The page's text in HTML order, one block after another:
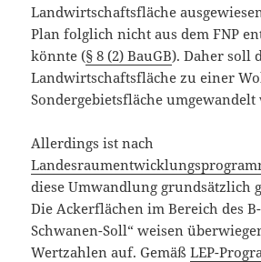
Landwirtschaftsfläche
Plan folglich nicht aus dem FNP
könnte (§ 8 (2) BauGB). Daher soll
Landwirtschaftsfläche zu einer
Sondergebietsfläche umgewandelt
Allerdings ist nach
diese Umwandlung grundsätzlich
Die Ackerflächen im Bereich des
Schwanen-Soll“ weisen
Wertzahlen auf. GemäßLEP-